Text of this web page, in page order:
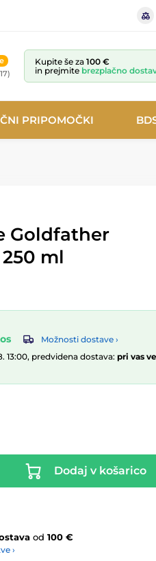
Kupite še za 100 €
in prejmite brezplačno
PRIPOMOČKI
Goldfather
ml
Možnosti dostave ›
13:00, predvidena dostava: pri vas
Dodaj v košarico
od 100 €
›